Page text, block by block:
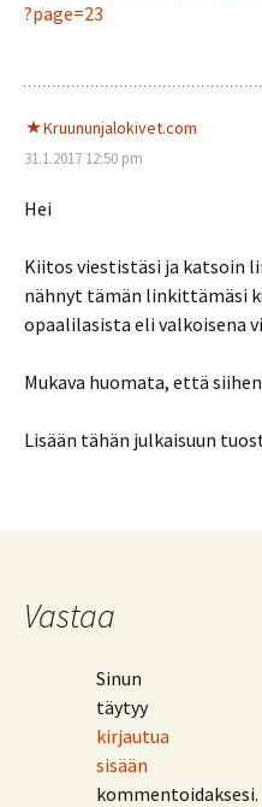
?page=23
Kruununjalokivet.com
31.1.2017 12:50 pm
Hei
Kiitos viestistäsi ja katsoin
nähnyt tämän linkittämäsi
opaalilasista eli valkoisena
Mukava huomata, että
Lisään tähän julkaisuun
Vastaa
Sinun
täytyy
kirjautua
sisään
kommentoidaksesi.